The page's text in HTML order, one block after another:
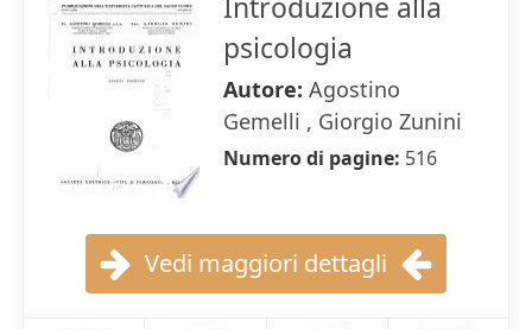
psicologia
Autore: Agostino
Gemelli , Giorgio Zunini
Numero di pagine: 516
Vedi maggiori dettagli